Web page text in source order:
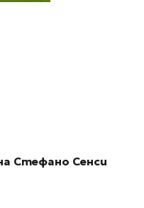
Стефано Сенси